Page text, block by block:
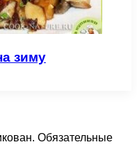
зиму
Обязательные